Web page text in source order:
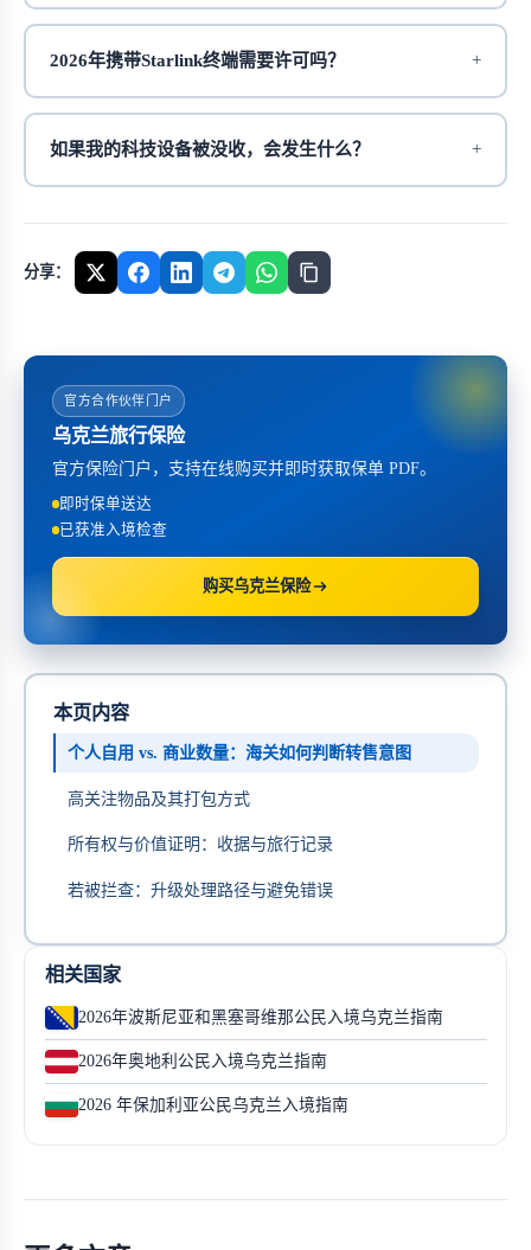
2026年携带Starlink终端需要许可吗？
如果我的科技设备被没收，会发生什么？
分享：
官方合作伙伴门户
乌克兰旅行保险
官方保险门户，支持在线购买并即时获取保单 PDF。
即时保单送达
已获准入境检查
购买乌克兰保险
本页内容
个人自用 vs. 商业数量：海关如何判断转售意图
高关注物品及其打包方式
所有权与价值证明：收据与旅行记录
若被拦查：升级处理路径与避免错误
相关国家
2026年波斯尼亚和黑塞哥维那公民入境乌克兰指南
2026年奥地利公民入境乌克兰指南
2026 年保加利亚公民乌克兰入境指南